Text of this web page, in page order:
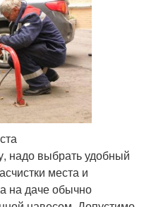
надо выбрать удобный
места и
на даче обычно